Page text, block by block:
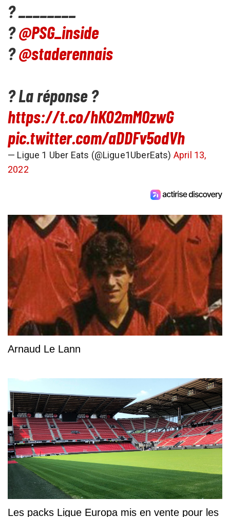
? ________
?@PSG_inside
?@staderennais
? La réponse ?
https://t.co/hKO2mM0zwG
pic.twitter.com/aDDFv5odVh
— Ligue 1 Uber Eats (@Ligue1UberEats) April 13,
2022
Arnaud Le Lann
Les packs Ligue Europa mis en vente pour les